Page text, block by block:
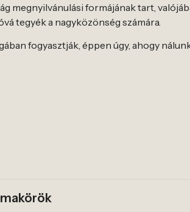
megnyilvánulási formájának tart,
tegyék a nagyközönség számára.
fogyasztják, éppen úgy, ahogy